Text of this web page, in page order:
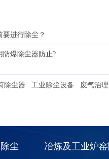
要进行除尘？
防爆除尘器防止?
除尘器 工业除尘设备 废气治理
尘 冶炼及工业炉